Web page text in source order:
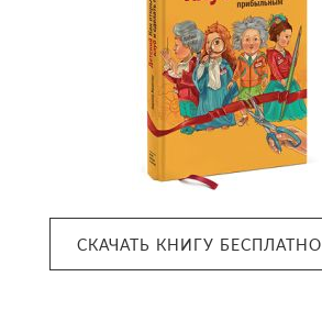
СКАЧАТЬ КНИГУ БЕСПЛАТНО